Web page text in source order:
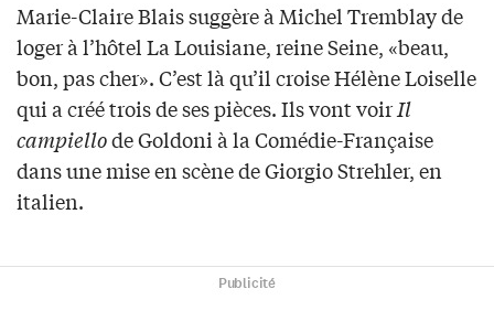
Marie-Claire Blais suggère à Michel Tremblay de
loger à l’hôtel La Louisiane, reine Seine, «beau,
bon, pas cher». C’est là qu’il croise Hélène Loiselle
qui a créé trois de ses pièces. Ils vont voirIl
campiellode Goldoni à la Comédie-Française
dans une mise en scène de Giorgio Strehler, en
italien.
Publicité